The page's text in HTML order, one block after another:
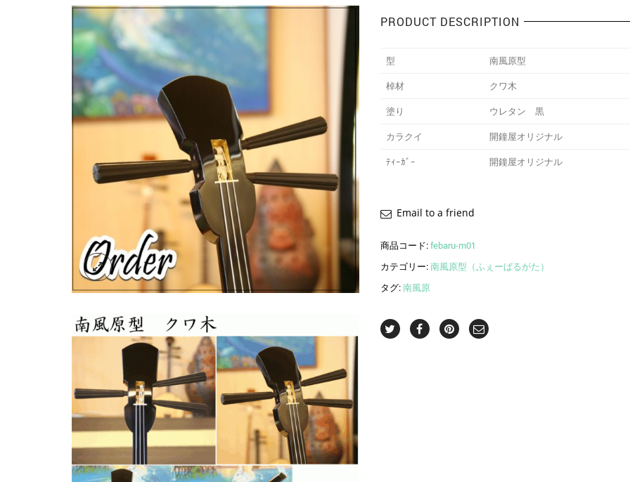
PRODUCT DESCRIPTION
型
南風原型
棹材
クワ木
塗り
ウレタン 黒
カラクイ
開鐘屋オリジナル
ﾃｨｰｶﾞｰ
開鐘屋オリジナル
Email to a friend
商品コード:febaru-m01
カテゴリー:南風原型（ふぇーばるがた）
タグ:南風原